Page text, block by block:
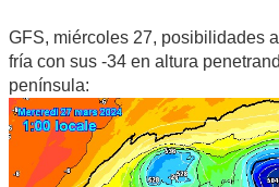
GFS, miércoles 27, posibilidades
fría con sus -34 en altura
península: